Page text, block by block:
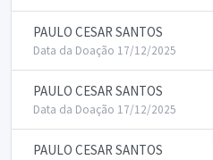
PAULO CESAR SANTOS
Data da Doação 17/12/2025
PAULO CESAR SANTOS
Data da Doação 17/12/2025
PAULO CESAR SANTOS